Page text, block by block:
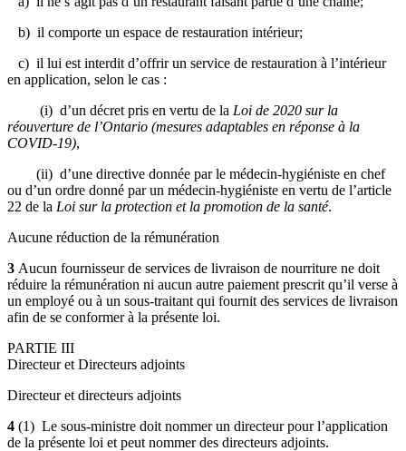
b) il comporte un espace de restauration intérieur;
c) il lui est interdit d’offrir un service de restauration à l’intérieur
en application, selon le cas :
(i) d’un décret pris en vertu de la Loi de 2020 sur la
réouverture de l’Ontario (mesures adaptables en réponse à la
COVID-19),
(ii) d’une directive donnée par le médecin-hygiéniste en chef
ou d’un ordre donné par un médecin-hygiéniste en vertu de l’article
22 de la Loi sur la protection et la promotion de la santé.
Aucune réduction de la rémunération
3 Aucun fournisseur de services de livraison de nourriture ne doit
réduire la rémunération ni aucun autre paiement prescrit qu’il verse à
un employé ou à un sous-traitant qui fournit des services de livraison
afin de se conformer à la présente loi.
PARTIE III
Directeur et Directeurs adjoints
Directeur et directeurs adjoints
4 (1) Le sous-ministre doit nommer un directeur pour l’application
de la présente loi et peut nommer des directeurs adjoints.